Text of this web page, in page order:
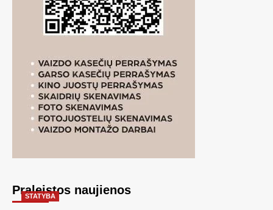
Praleistos naujienos
STATYBA